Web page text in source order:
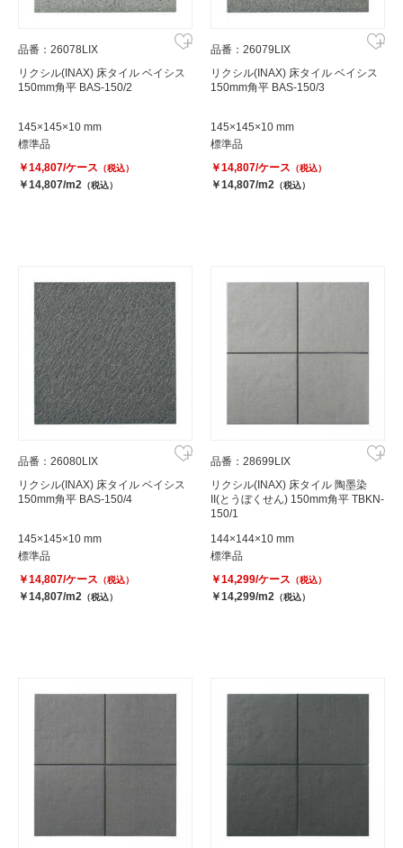
品番：26078LIX
リクシル(INAX) 床タイル ベイシス
150mm角平 BAS-150/2
145×145×10 mm
標準品
￥14,807/ケース （税込）
￥14,807/m2 （税込）
品番：26079LIX
リクシル(INAX) 床タイル ベイシス
150mm角平 BAS-150/3
145×145×10 mm
標準品
￥14,807/ケース （税込）
￥14,807/m2 （税込）
品番：26080LIX
リクシル(INAX) 床タイル ベイシス
150mm角平 BAS-150/4
145×145×10 mm
標準品
￥14,807/ケース （税込）
￥14,807/m2 （税込）
品番：28699LIX
リクシル(INAX) 床タイル 陶墨染
II(とうぼくせん) 150mm角平 TBKN-
150/1
144×144×10 mm
標準品
￥14,299/ケース （税込）
￥14,299/m2 （税込）